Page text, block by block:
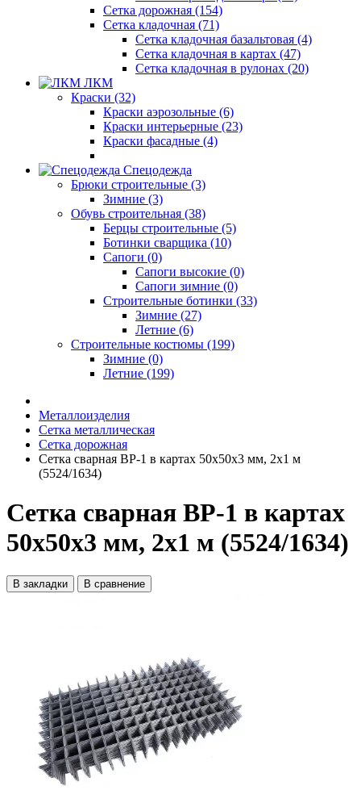
Сетка дорожная (154)
Сетка кладочная (71)
Сетка кладочная базальтовая (4)
Сетка кладочная в картах (47)
Сетка кладочная в рулонах (20)
ЛКМ
Краски (32)
Краски аэрозольные (6)
Краски интерьерные (23)
Краски фасадные (4)
Спецодежда
Брюки строительные (3)
Зимние (3)
Обувь строительная (38)
Берцы строительные (5)
Ботинки сварщика (10)
Сапоги (0)
Сапоги высокие (0)
Сапоги зимние (0)
Строительные ботинки (33)
Зимние (27)
Летние (6)
Строительные костюмы (199)
Зимние (0)
Летние (199)
Металлоизделия
Сетка металлическая
Сетка дорожная
Сетка сварная ВР-1 в картах 50х50х3 мм, 2х1 м
(5524/1634)
Сетка сварная ВР-1 в картах
50х50х3 мм, 2х1 м (5524/1634)
В закладки В сравнение